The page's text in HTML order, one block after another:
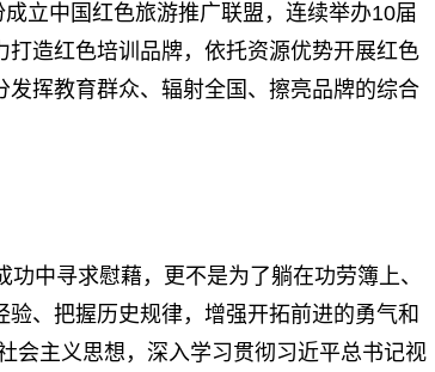
立中国红色旅游推广联盟，连续举办10届
造红色培训品牌，依托资源优势开展红色
挥教育群众、辐射全国、擦亮品牌的综合
中寻求慰藉，更不是为了躺在功劳簿上、
、把握历史规律，增强开拓前进的勇气和
会主义思想，深入学习贯彻习近平总书记视